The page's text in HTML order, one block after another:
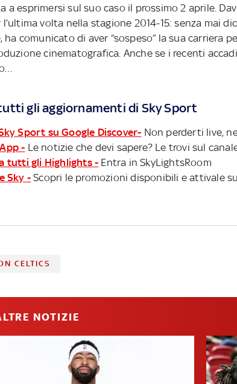
a esprimersi sul suo caso il prossimo 2 aprile.
l’ultima volta nella stagione 2014-15: senza mai
ha comunicato di aver “sospeso” la sua carriera
cinematografica. Anche se i recenti
gli aggiornamenti di Sky Sport
Sport su Google Discover- Non perderti live,
- Le notizie che devi sapere? Le trovi sul
tutti gli Highlights - Entra in SkyLightsRoom
Sky -Scopri le promozioni disponibili e attivale
CELTICS
NOTIZIE